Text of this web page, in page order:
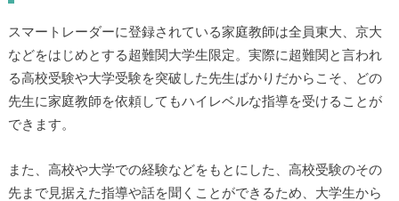
スマートレーダーに登録されている家庭教師は全員東大、京大
などをはじめとする超難関大学生限定。実際に超難関と言われ
る高校受験や大学受験を突破した先生ばかりだからこそ、どの
先生に家庭教師を依頼してもハイレベルな指導を受けることが
できます。
また、高校や大学での経験などをもとにした、高校受験のその
先まで見据えた指導や話を聞くことができるため、大学生から